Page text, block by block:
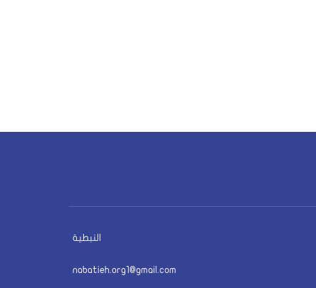
النبطية
nabatieh.org1@gmail.com